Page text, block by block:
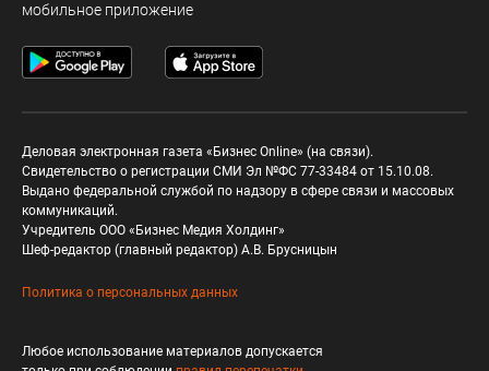
мобильное приложение
Деловая электронная газета «Бизнес Online» (на связи).
Свидетельство о регистрации СМИ Эл №ФС 77-33484 от 15.10.08.
Выдано федеральной службой по надзору в сфере связи и массовых
коммуникаций.
Учредитель ООО «Бизнес Медия Холдинг»
Шеф-редактор (главный редактор) А.В. Брусницын
Политика о персональных данных
Любое использование материалов допускается